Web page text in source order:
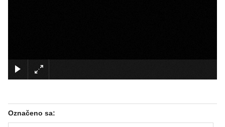
Označeno sa: